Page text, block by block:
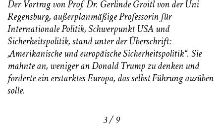
Der Vortrag von Prof. Dr. Gerlinde Groitl von der Uni
Regensburg, außerplanmäßige Professorin für
Internationale Politik, Schwerpunkt USA und
Sicherheitspolitik, stand unter der Überschrift:
„Amerikanische und europäische Sicherheitspolitik“. Sie
mahnte an, weniger an Donald Trump zu denken und
forderte ein erstarktes Europa, das selbst Führung ausüben
solle.
3 / 9